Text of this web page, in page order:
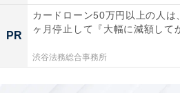
PR
カードローン50万円以上の人は
ヶ月停止して『大幅に減額して
渋谷法務総合事務所